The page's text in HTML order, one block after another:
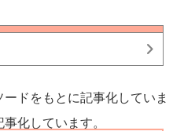
ドをもとに記事化していま
化しています。